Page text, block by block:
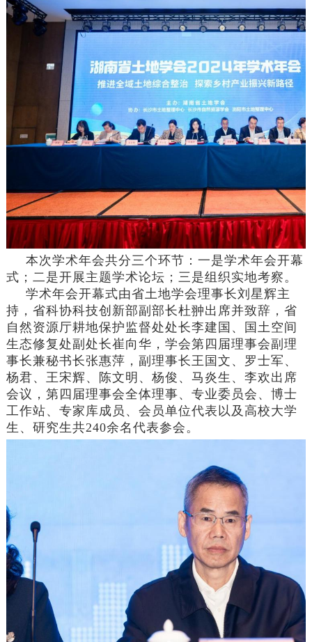
本次学术年会共分三个环节：一是学术年会开幕
式；二是开展主题学术论坛；三是组织实地考察。
学术年会开幕式由省土地学会理事长刘星辉主
持，省科协科技创新部副部长杜翀出席并致辞，省
自然资源厅耕地保护监督处处长李建国、国土空间
生态修复处副处长崔向华，学会第四届理事会副理
事长兼秘书长张惠萍，副理事长王国文、罗士军、
杨君、王宋辉、陈文明、杨俊、马炎生、李欢出席
会议，第四届理事会全体理事、专业委员会、博士
工作站、专家库成员、会员单位代表以及高校大学
生、研究生共240余名代表参会。